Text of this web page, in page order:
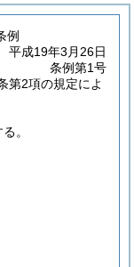
例
平成19年3月26日
条例第1号
第2項の規定によ
。